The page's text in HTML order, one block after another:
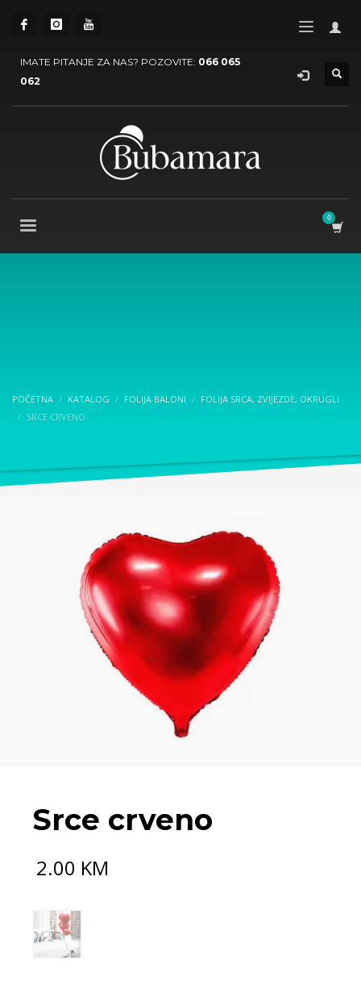
IMATE PITANJE ZA NAS? POZOVITE: 066 065
062
POČETNA KATALOG FOLIJA BALONI
FOLIJA SRCA, ZVIJEZDE, OKRUGLI
SRCE CRVENO
Srce crveno
2.00 KM